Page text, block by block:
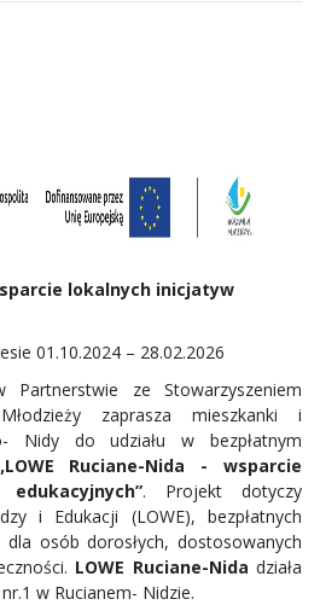
lokalnych inicjatyw
01.10.2024 – 28.02.2026
ze Stowarzyszeniem
zaprasza mieszkanki i
Nidy do udziału w bezpłatnym
Ruciane-Nida - wsparcie
. Projekt dotyczy
i Edukacji (LOWE), bezpłatnych
osób dorosłych, dostosowanych
LOWE Ruciane-Nida działa
w Rucianem- Nidzie.